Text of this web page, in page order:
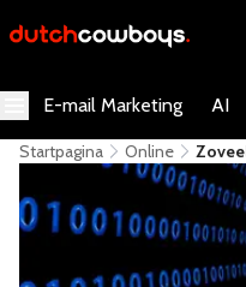
E-mail Marketing AI
Startpagina Online
Elke